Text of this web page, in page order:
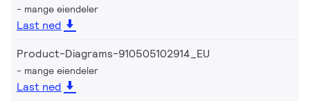
mange eiendeler
Last ned
Product-Diagrams-910505102914_EU
mange eiendeler
Last ned